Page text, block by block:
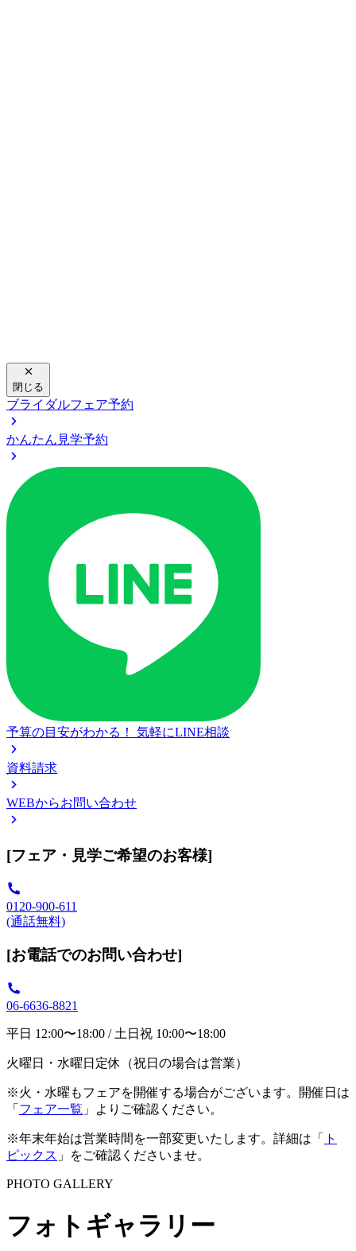
閉じる
ブライダルフェア予約
かんたん見学予約
予算の目安がわかる！ 気軽にLINE相談
資料請求
WEBからお問い合わせ
[フェア・見学ご希望のお客様]
0120-900-611
(通話無料)
[お電話でのお問い合わせ]
06-6636-8821
平日 12:00〜18:00 / 土日祝 10:00〜18:00
火曜日・水曜日定休（祝日の場合は営業）
※火・水曜もフェアを開催する場合がございます。開催日は
「 フェア一覧 」よりご確認ください。
※年末年始は営業時間を一部変更いたします。詳細は「
ト
ピックス 」をご確認くださいませ。
PHOTO GALLERY
フォトギャラリー